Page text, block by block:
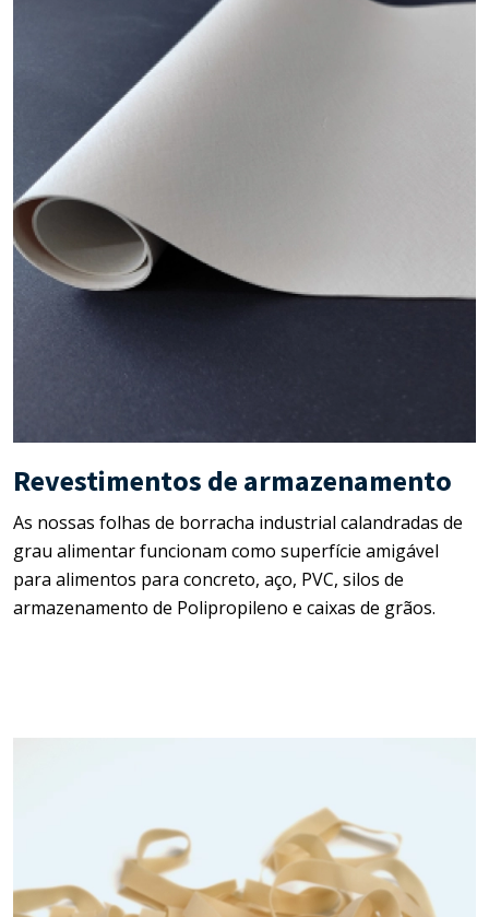
Revestimentos de armazenamento
As nossas folhas de borracha industrial calandradas de
grau alimentar funcionam como superfície amigável
para alimentos para concreto, aço, PVC, silos de
armazenamento de Polipropileno e caixas de grãos.